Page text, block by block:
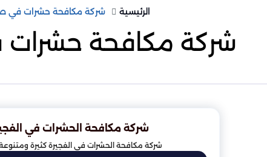
الرئيسية شركة مكافحة حشرات في
شركة مكافحة
شركة مكافحة الحشرات في
شركة مكافحة الحشرات في الفجيرة كثيرة